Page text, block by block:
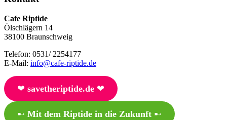
Cafe Riptide
Ölschlägern 14
38100 Braunschweig
Telefon: 0531/ 2254177
E-Mail: info@cafe-riptide.de
❤︎ savetheriptide.de❤︎
➸ Mit dem Riptide in die Zukunft➸